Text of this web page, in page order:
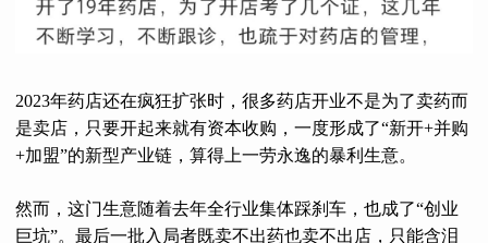
2023年药店还在疯狂扩张时，很多药店开业不是为了卖药而
是卖店，只要开起来就有资本收购，一度形成了“新开+并购
+加盟”的新型产业链，算得上一劳永逸的暴利生意。
然而，这门生意随着去年全行业集体踩刹车，也成了“创业
巨坑”。最后一批入局者既卖不出药也卖不出店，只能含泪